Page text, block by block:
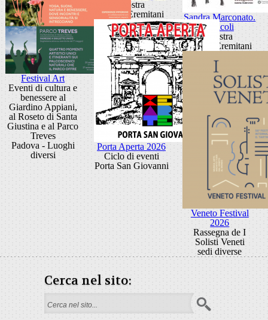
Mostra
Museo Eremitani
Sandra Marconato.
Oracoli
Mostra
Museo Eremitani
Festival Art
Eventi di cultura e
benessere al
Giardino Appiani,
al Roseto di Santa
Giustina e al Parco
Treves
Padova - Luoghi
diversi
Porta Aperta 2026
Ciclo di eventi
Porta San Giovanni
Veneto Festival
2026
Rassegna de I
Solisti Veneti
sedi diverse
Cerca nel sito:
Search form